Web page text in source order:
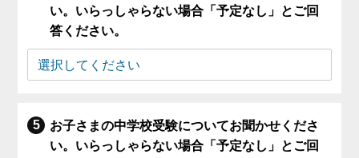
い。いらっしゃらない場合「予定なし」とご回
答ください。
お子さまの中学校受験についてお聞かせくださ
い。いらっしゃらない場合「予定なし」とご回